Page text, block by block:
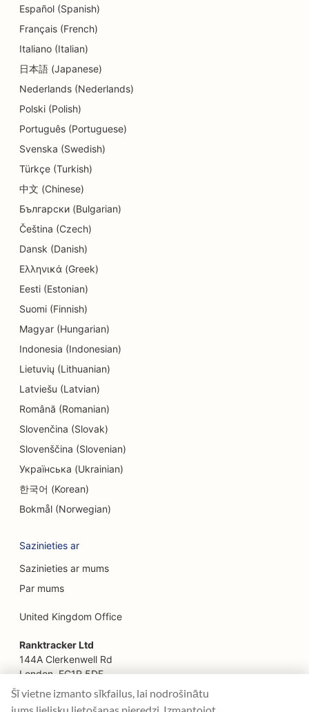
SEO dienas aprūpes centriem
SEO kosmētikas ķirurgiem
SEO detalizētiem veikaliem
SEO ēdinātājiem
SEO kēksiņu veikaliem
SEO izglītības un bērnu aprūpes pakalpojumiem
SEO Donut veikaliem
SEO ķīmiskajām tīrītavām
SEO elektronikas veikaliem
SEO inženiertehniskajiem uzņēmumiem
SEO endodontiem
SEO izklaidei un atpūtai
SEO izbēgšanas istabām
SEO restorāniem, kas darbojas no lauku
saimniecības līdz galdam
SEO sejas liftinga pakalpojumiem
SEO finanšu plānotājiem
SEO ātrās ēdināšanas restorāniem
SEO finanšu pakalpojumiem
Español (Spanish)
Français (French)
Italiano (Italian)
日本語 (Japanese)
Nederlands (Nederlands)
Polski (Polish)
Português (Portuguese)
Svenska (Swedish)
Türkçe (Turkish)
中文 (Chinese)
Български (Bulgarian)
Čeština (Czech)
Dansk (Danish)
Ελληνικά (Greek)
Eesti (Estonian)
Suomi (Finnish)
Magyar (Hungarian)
Indonesia (Indonesian)
Lietuvių (Lithuanian)
Latviešu (Latvian)
Română (Romanian)
Slovenčina (Slovak)
Slovenščina (Slovenian)
Українська (Ukrainian)
한국어 (Korean)
Bokmål (Norwegian)
Sazinieties ar
Sazinieties ar mums
Par mums
United Kingdom Office
Ranktracker Ltd
144A Clerkenwell Rd
London, EC1R 5DF
Company No: 08820809
Šī vietne izmanto sīkfailus, lai nodrošinātu